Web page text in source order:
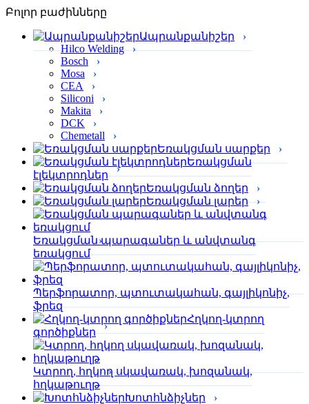
Բոլոր բաժինները
Ապրանքանիշեր
Hilco Welding
Bosch
Mosa
CEA
Siliconi
Makita
DCK
Chemetall
Եռակցման սարքեր
Եռակցման
էլեկտրոդներ
Եռակցման ձողեր
Եռակցման լարեր
Եռակցման պարագաներ և անվտանգ
եռակցում
Պերֆորա­տոր, պտուտակահան, գայլիկոնիչ,
ֆրեզ
Հղկող-կտրող
գործիքներ
Կտրող, հղկող սկավառակ, խոզանակ,
հղկաթուղթ
Խոտհնձիչներ